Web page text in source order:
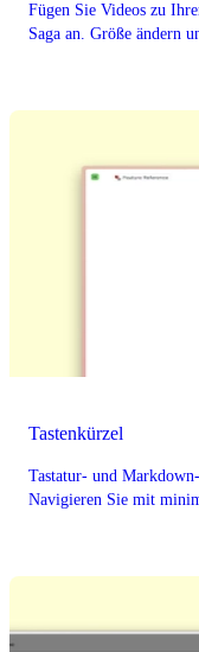
Fügen Sie Videos zu
Saga an. Größe ändern
Tastenkürzel
Tastatur- und
Navigieren Sie mit